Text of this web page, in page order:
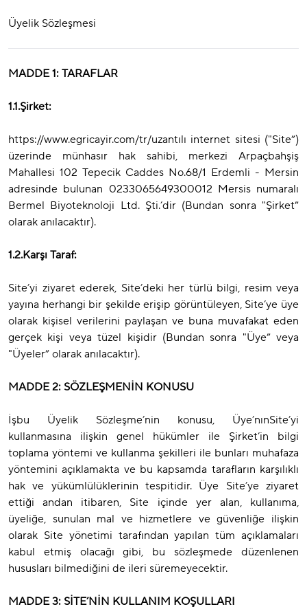
Üyelik Sözleşmesi
MADDE 1: TARAFLAR
1.1.Şirket:
https://www.egricayir.com/tr/uzantılı internet sitesi ("Site”)
üzerinde münhasır hak sahibi, merkezi Arpaçbahşiş
Mahallesi 102 Tepecik Caddes No.68/1 Erdemli - Mersin
adresinde bulunan 0233065649300012 Mersis numaralı
Bermel Biyoteknoloji Ltd. Şti.’dir (Bundan sonra "Şirket”
olarak anılacaktır).
1.2.Karşı Taraf:
Site’yi ziyaret ederek, Site’deki her türlü bilgi, resim veya
yayına herhangi bir şekilde erişip görüntüleyen, Site’ye üye
olarak kişisel verilerini paylaşan ve buna muvafakat eden
gerçek kişi veya tüzel kişidir (Bundan sonra "Üye” veya
"Üyeler” olarak anılacaktır).
MADDE 2: SÖZLEŞMENİN KONUSU
İşbu Üyelik Sözleşme’nin konusu, Üye’nınSite’yi
kullanmasına ilişkin genel hükümler ile Şirket’in bilgi
toplama yöntemi ve kullanma şekilleri ile bunları muhafaza
yöntemini açıklamakta ve bu kapsamda tarafların karşılıklı
hak ve yükümlülüklerinin tespitidir. Üye Site’ye ziyaret
ettiği andan itibaren, Site içinde yer alan, kullanıma,
üyeliğe, sunulan mal ve hizmetlere ve güvenliğe ilişkin
olarak Site yönetimi tarafından yapılan tüm açıklamaları
kabul etmiş olacağı gibi, bu sözleşmede düzenlenen
hususları bilmediğini de ileri süremeyecektir.
MADDE 3: SİTE’NİN KULLANIM KOŞULLARI